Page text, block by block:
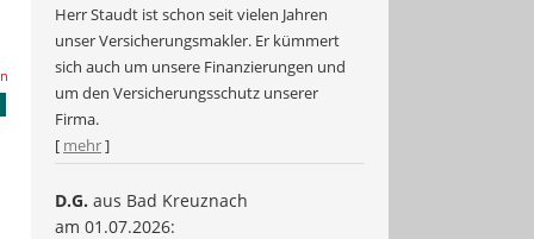
Herr Staudt ist schon seit vielen Jahren
unser Versicherungsmakler. Er kümmert
sich auch um unsere Finanzierungen und
um den Versicherungsschutz unserer
Firma.
[ mehr]
D.G. aus Bad Kreuznach
am 01.07.2026: